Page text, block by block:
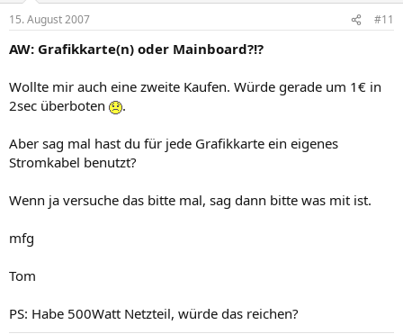
15. August 2007 #11
AW: Grafikkarte(n) oder Mainboard?!?
Wollte mir auch eine zweite Kaufen. Würde gerade um 1€ in
2sec überboten
.
Aber sag mal hast du für jede Grafikkarte ein eigenes
Stromkabel benutzt?
Wenn ja versuche das bitte mal, sag dann bitte was mit ist.
mfg
Tom
PS: Habe 500Watt Netzteil, würde das reichen?